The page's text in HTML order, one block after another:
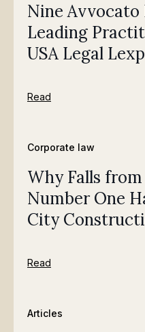
Nine Avvocato
Leading
USA Legal
Read
Corporate law
Why Falls
Number One
City
Read
Articles